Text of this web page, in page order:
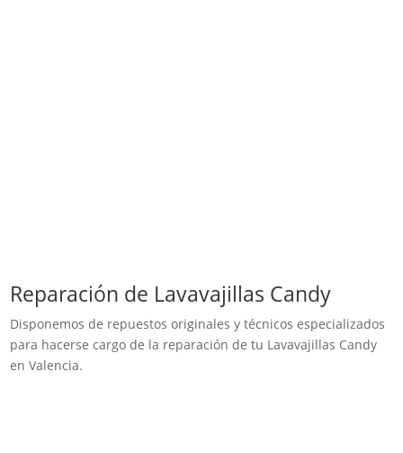
Reparación de Lavavajillas Candy
Disponemos de repuestos originales y técnicos especializados
para hacerse cargo de la reparación de tu Lavavajillas Candy
en Valencia.